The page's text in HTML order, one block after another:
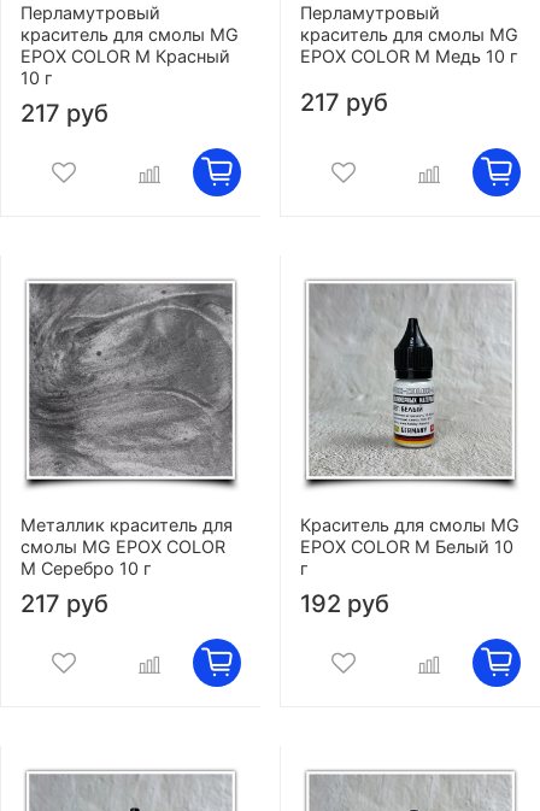
Перламутровый
краситель для смолы MG
EPOX COLOR M Красный
10 г
217 руб
Перламутровый
краситель для смолы MG
EPOX COLOR M Медь 10 г
217 руб
Металлик краситель для
смолы MG EPOX COLOR
M Серебро 10 г
217 руб
Краситель для смолы MG
EPOX COLOR M Белый 10
г
192 руб